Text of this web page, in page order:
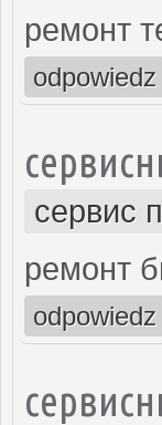
ремонт
odpowiedz
сервис
ремонт
odpowiedz